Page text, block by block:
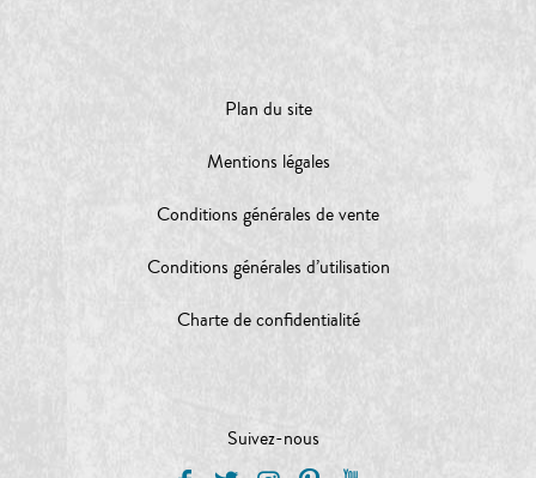
Plan du site
Mentions légales
Conditions générales de vente
Conditions générales d’utilisation
Charte de confidentialité
Suivez-nous